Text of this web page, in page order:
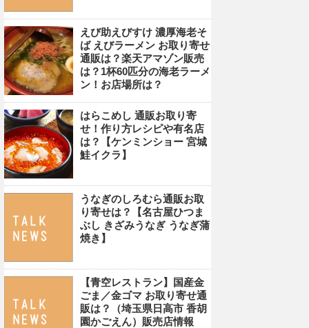
えび助えびすけ 濃厚海老そ
ば えびラーメン お取り寄せ
通販は？楽天アマゾン販売
は？1杯60匹分の海老ラーメ
ン！お店場所は？
はらこめし 通販お取り寄
せ！作り方レシピや有名店
は？【ケンミンショー 宮城
鮭イクラ】
うなぎのしろむら通販お取
り寄せは？【名古屋ひつま
ぶし きざみうなぎ うなぎ蒲
焼き】
【青空レストラン】国産金
ごま／金ゴマ お取り寄せ通
販は？（埼玉県日高市 香胡
園かごえん）販売店情報